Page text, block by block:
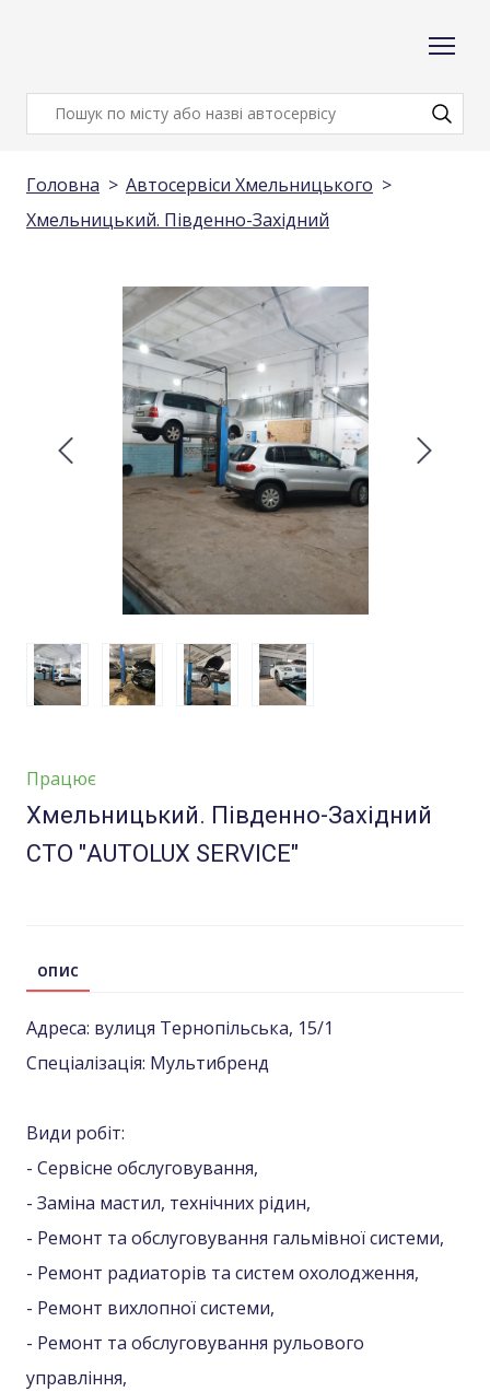
Головна
Автосервіси Хмельницького
Хмельницький. Південно-Західний
Працює
Хмельницький. Південно-Західний
СТО "AUTOLUX SERVICE"
ОПИС
Адреса: вулиця Тернопільська, 15/1
Спеціалізація: Мультибренд
Види робіт:
- Сервісне обслуговування,
- Заміна мастил, технічних рідин,
- Ремонт та обслуговування гальмівної системи,
- Ремонт радиаторів та систем охолодження,
- Ремонт вихлопної системи,
- Ремонт та обслуговування рульового
управління,